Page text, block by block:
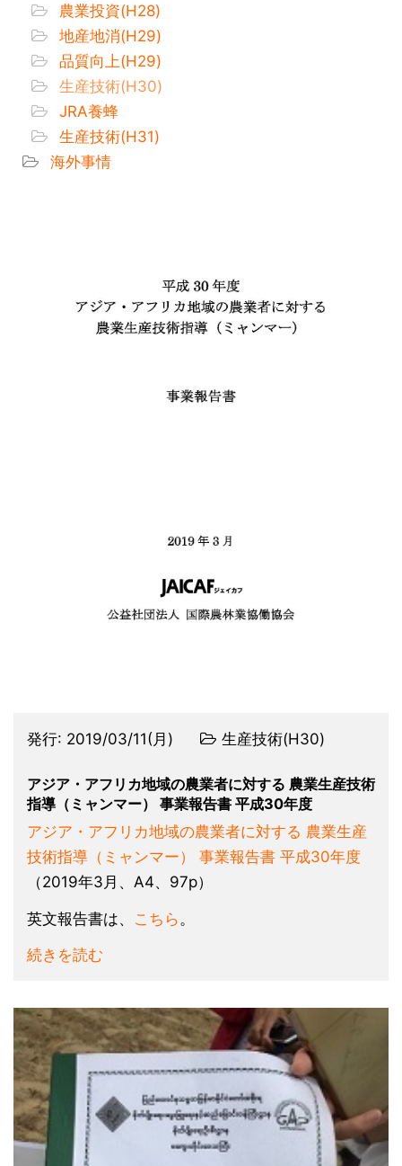
農業投資(H28)
地産地消(H29)
品質向上(H29)
生産技術(H30)
JRA養蜂
生産技術(H31)
海外事情
発行: 2019/03/11(月) 生産技術(H30)
アジア・アフリカ地域の農業者に対する 農業生産技術
指導（ミャンマー） 事業報告書 平成30年度
アジア・アフリカ地域の農業者に対する 農業生産
技術指導（ミャンマー） 事業報告書 平成30年度
（2019年3月、A4、97p）
英文報告書は、 こちら 。
続きを読む